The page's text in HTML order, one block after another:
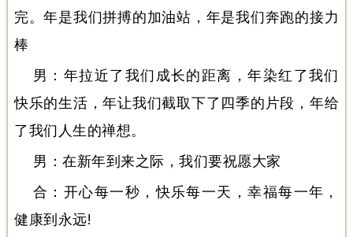
完。年是我们拼搏的加油站，年是我们奔跑的接力
棒
男：年拉近了我们成长的距离，年染红了我们
快乐的生活，年让我们截取下了四季的片段，年给
了我们人生的禅想。
男：在新年到来之际，我们要祝愿大家
合：开心每一秒，快乐每一天，幸福每一年，
健康到永远!